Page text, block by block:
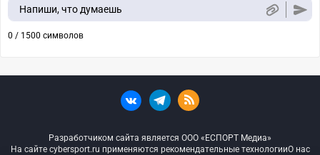
Напиши, что думаешь
0 / 1500 символов
Разработчиком сайта является ООО «ЕСПОРТ Медиа»
На сайте cybersport.ru применяются рекомендательные технологииО нас